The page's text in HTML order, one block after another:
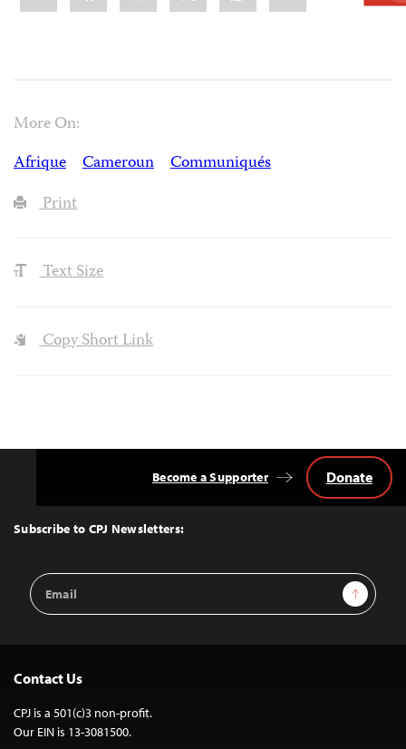
More On:
Afrique
Cameroun
Communiqués
Print
Text Size
Copy Short Link
Top
Subscribe to CPJ Newsletters:
Email
Address
Sign Up
Become a Supporter Donate
Contact Us
CPJ is a 501(c)3 non-profit.
Our EIN is 13-3081500.